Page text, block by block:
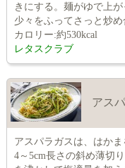
きにする。麺がゆで上
少々をふってさっと炒め
カロリー:約530kcal
レタスクラブ
アス
アスパラガスは、はか
4～5cm長さの斜め薄切